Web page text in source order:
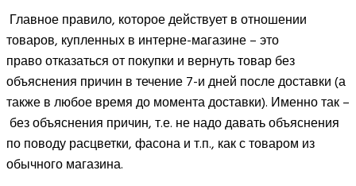
Главное правило, которое действует в отношении
товаров, купленных в интерне-магазине – это
право отказаться от покупки и вернуть товар без
объяснения причин в течение 7-и дней после доставки (а
также в любое время до момента доставки). Именно так –
без объяснения причин, т.е. не надо давать объяснения
по поводу расцветки, фасона и т.п., как с товаром из
обычного магазина.